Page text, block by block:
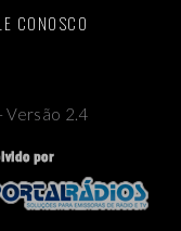
CONOSCO
Versão 2.4